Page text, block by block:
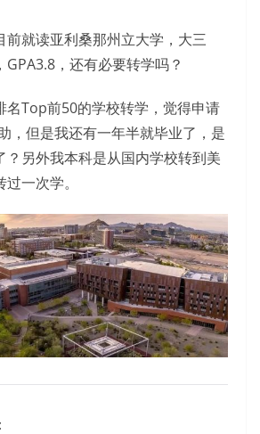
前就读亚利桑那州立大学，大三
，还有必要转学吗？
名Top前50的学校转学，觉得申请
，但是我还有一年半就毕业了，是
？另外我本科是从国内学校转到美
一次学。